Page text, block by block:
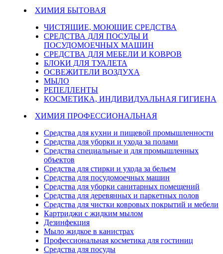
ХИМИЯ БЫТОВАЯ
ЧИСТЯЩИЕ, МОЮЩИЕ СРЕДСТВА
СРЕДСТВА ДЛЯ ПОСУДЫ И
ПОСУДОМОЕЧНЫХ МАШИН
СРЕДСТВА ДЛЯ МЕБЕЛИ И КОВРОВ
БЛОКИ ДЛЯ ТУАЛЕТА
ОСВЕЖИТЕЛИ ВОЗДУХА
МЫЛО
РЕПЕЛЛЕНТЫ
КОСМЕТИКА, ИНДИВИДУАЛЬНАЯ ГИГИЕНА
ХИМИЯ ПРОФЕССИОНАЛЬНАЯ
Средства для кухни и пищевой промышленности
Средства для уборки и ухода за полами
Средства специальные и для промышленных
объектов
Средства для стирки и ухода за бельем
Средства для посудомоечных машин
Средства для уборки санитарных помещений
Средства для деревянных и паркетных полов
Средства для чистки ковровых покрытий и мебели
Картриджи с жидким мылом
Дезинфекция
Мыло жидкое в канистрах
Профессиональная косметика для гостиниц
Средства для посуды